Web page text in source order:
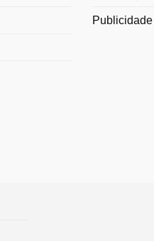
Publicidade